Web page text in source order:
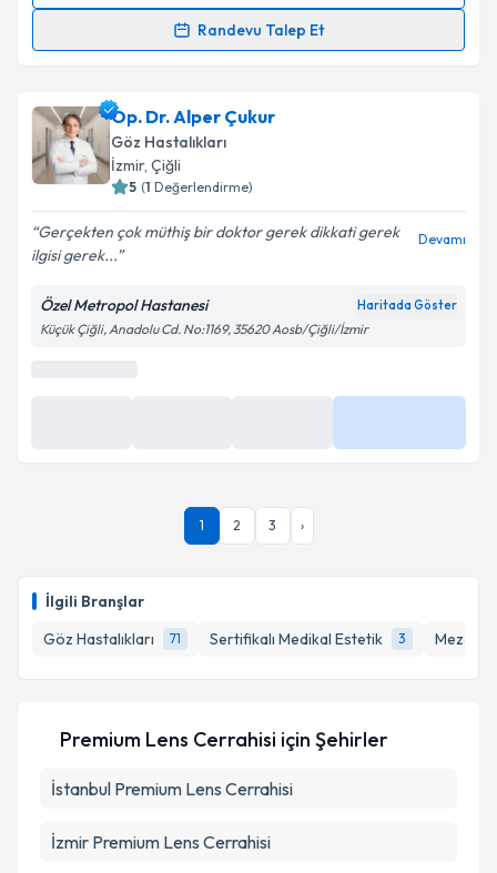
İlgili Branşlar
Göz Hastalıkları
71 Sertifikalı Medikal Estetik 3
Takvim Talebini Gönder
Randevu Talep Et
için bir takvim hazırlandığında e-posta ile
bilgilendireceğiz.
E-posta Adresiniz
Metni'ni okudum ve kişisel verilerimin belirtilen
kapsamda işlenmesini kabul ediyorum.
Takvim Talebini Gönder
Op. Dr. Alper Çukur
Göz Hastalıkları
İzmir, Çiğli
5 (1 Değerlendirme)
Gerçekten çok müthiş bir doktor gerek dikkati gerek
ilgisi gerek...
Devamı
Özel Metropol Hastanesi Haritada Göster
Küçük Çiğli, Anadolu Cd. No:1169, 35620 Aosb/Çiğli/İzmir
1 2 3 ›
Premium Lens Cerrahisi için Şehirler
İstanbul Premium Lens Cerrahisi
İzmir Premium Lens Cerrahisi